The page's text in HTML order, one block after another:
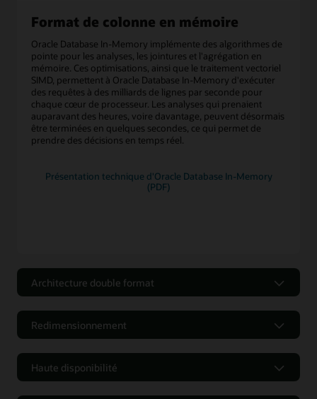
Format de colonne en mémoire
Oracle Database In-Memory implémente des algorithmes de
pointe pour les analyses, les jointures et l'agrégation en
mémoire. Ces optimisations, ainsi que le traitement vectoriel
SIMD, permettent à Oracle Database In-Memory d'exécuter
des requêtes à des milliards de lignes par seconde pour
chaque cœur de processeur. Les analyses qui prenaient
auparavant des heures, voire davantage, peuvent désormais
être terminées en quelques secondes, ce qui permet de
prendre des décisions en temps réel.
Présentation technique d'Oracle Database In-Memory
(PDF)
Architecture double format
L'architecture double format d'Oracle Database In-Memory
représente des tables simultanément à l'aide d'un format de
ligne traditionnel et d'un nouveau format de colonne en
mémoire. Vous pouvez ainsi exécuter le traitement des
transactions et le reporting d'analyse sur les mêmes données
Redimensionnement
Oracle Database In-Memory permet un redimensionnement
en mémoire dans Oracle Real Application Clusters (RAC) sans
effort. Étant donné qu'il n'est pas limité par la mémoire d'un
Haute disponibilité